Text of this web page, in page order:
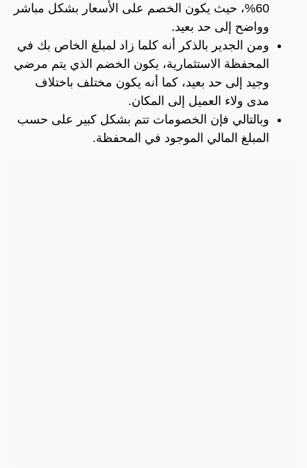
60%، حيث يكون الخصم على الأسعار بشكل مباشر
وواضح إلى حد بعيد.
ومن الجدير بالذكر أنه كلما زاد لمبلغ الخاص بك في
المحفظة الاستثمارية، يكون الخضم الذي يتم مرضي
وجيد إلى حد بعيد، كما أنه يكون مختلف باختلاف
مدى ولاء العميل إلى المكان.
وبالتالي فإن الخصومات تتم بشكل كبير على حسب
المبلغ المالي الموجود في المحفظة.